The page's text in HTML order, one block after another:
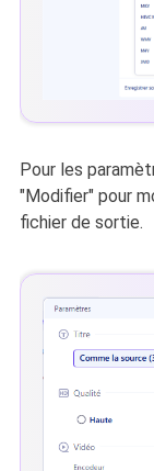
Pour les
"Modifier" pour
fichier de sortie.